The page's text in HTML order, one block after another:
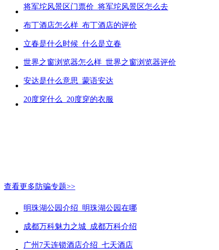
将军坨风景区门票价_将军坨风景区怎么去
布丁酒店怎么样_布丁酒店的评价
立春是什么时候_什么是立春
世界之窗浏览器怎么样_世界之窗浏览器评价
安达是什么意思_蒙语安达
20度穿什么_20度穿的衣服
查看更多防骗专题>>
明珠湖公园介绍_明珠湖公园在哪
成都万科魅力之城_成都万科介绍
广州7天连锁酒店介绍_七天酒店